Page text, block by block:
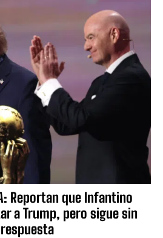
Reportan que Infantino
a Trump, pero sigue sin
respuesta